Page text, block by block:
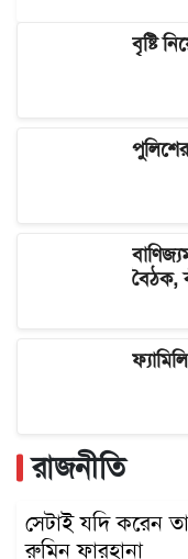
বৃষ্টি
বৈঠক,
রাজনীতি
সেটাই যদি করেন
রুমিন ফারহানা